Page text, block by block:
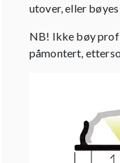
utover, eller bøyes
NB! Ikke bøy
påmontert,